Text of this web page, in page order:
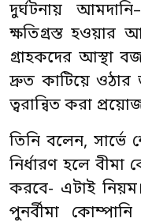
দুর্ঘটনায়
ক্ষতিগ্রস্ত হওয়ার
গ্রাহকদের আস্থা
দ্রুত কাটিয়ে ওঠার
ত্বরান্বিত করা
তিনি বলেন, সার্ভে
নির্ধারণ হলে বীমা
করবে- এটাই
পুনর্বীমা